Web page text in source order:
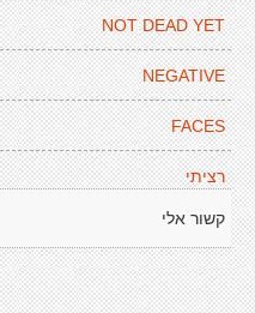
NOT DEAD YET
NEGATIVE
FACES
רציתי
קשור אלי